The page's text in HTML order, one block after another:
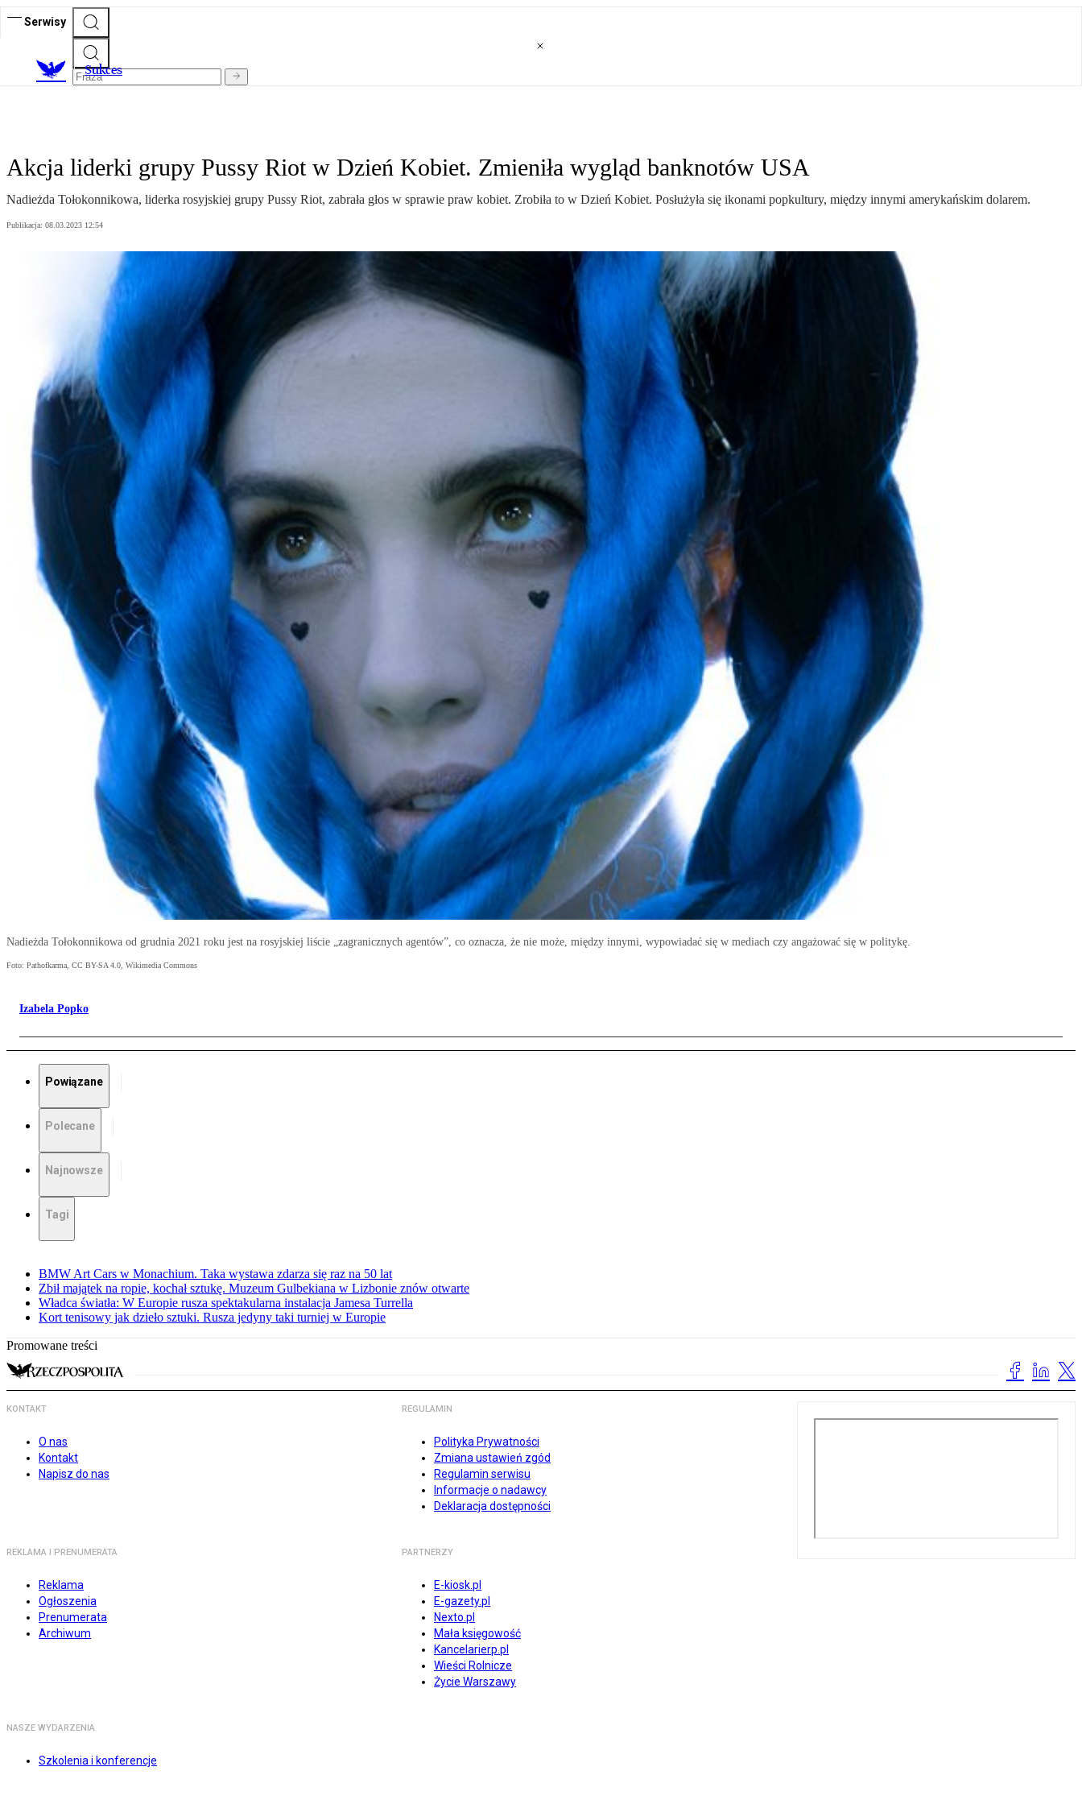
Serwisy
Sukces
Akcja liderki grupy Pussy Riot w Dzień Kobiet. Zmieniła wygląd banknotów USA
Nadieżda Tołokonnikowa, liderka rosyjskiej grupy Pussy Riot, zabrała głos w sprawie praw kobiet. Zrobiła to w Dzień Kobiet. Posłużyła się ikonami popkultury, między innymi amerykańskim dolarem.
Publikacja: 08.03.2023 12:54
Nadieżda Tołokonnikowa od grudnia 2021 roku jest na rosyjskiej liście „zagranicznych agentów”, co oznacza, że nie może, między innymi, wypowiadać się w mediach czy angażować się w politykę.
Foto: Pathofkarma, CC BY-SA 4.0, Wikimedia Commons
Izabela Popko
Powiązane
Polecane
Najnowsze
Tagi
BMW Art Cars w Monachium. Taka wystawa zdarza się raz na 50 lat
Zbił majątek na ropie, kochał sztukę. Muzeum Gulbekiana w Lizbonie znów otwarte
Władca światła: W Europie rusza spektakularna instalacja Jamesa Turrella
Kort tenisowy jak dzieło sztuki. Rusza jedyny taki turniej w Europie
Promowane treści
KONTAKT
O nas
Kontakt
Napisz do nas
REGULAMIN
Polityka Prywatności
Zmiana ustawień zgód
Regulamin serwisu
Informacje o nadawcy
Deklaracja dostępności
REKLAMA I PRENUMERATA
Reklama
Ogłoszenia
Prenumerata
Archiwum
PARTNERZY
E-kiosk.pl
E-gazety.pl
Nexto.pl
Mała księgowość
Kancelarierp.pl
Wieści Rolnicze
Życie Warszawy
NASZE WYDARZENIA
Szkolenia i konferencje